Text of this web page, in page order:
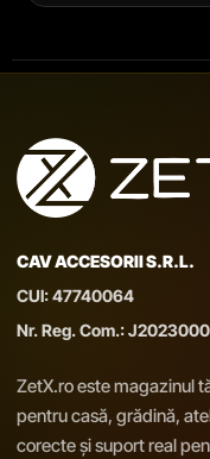
CAV ACCESORII S.R.L.
CUI: 47740064
Nr. Reg. Com.:
ZetX.ro este magazinul
pentru casă, grădină,
corecte și suport real